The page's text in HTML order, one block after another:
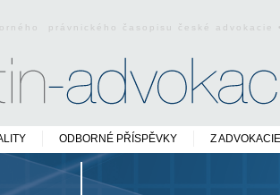
právnického časopisu české
ODBORNÉ PŘÍSPĚVKY Z ADVOKACIE